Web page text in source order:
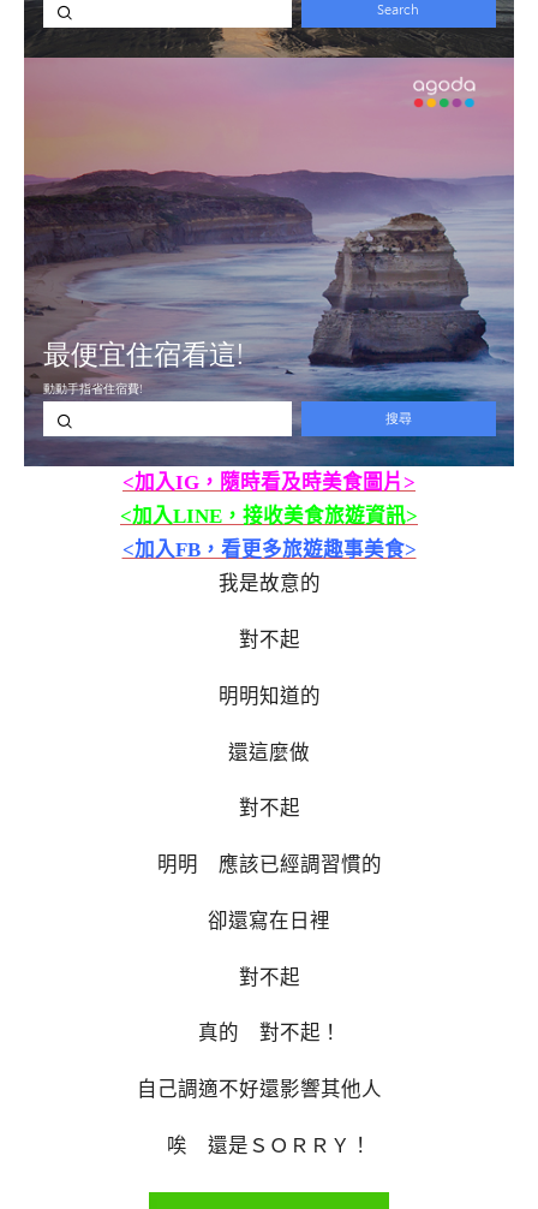
<加入IG，隨時看及時美食圖片>
<加入LINE，接收美食旅遊資訊>
<加入FB，看更多旅遊趣事美食>
我是故意的
對不起
明明知道的
還這麼做
對不起
明明 應該已經調習慣的
卻還寫在日裡
對不起
真的 對不起！
自己調適不好還影響其他人
唉 還是ＳＯＲＲＹ！